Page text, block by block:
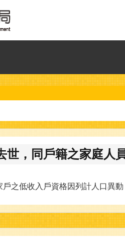
世，同戶籍之家庭人
之低收入戶資格因列計人口異